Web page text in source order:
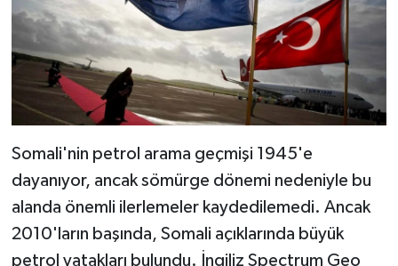
Somali'nin petrol arama geçmişi 1945'e
dayanıyor, ancak sömürge dönemi nedeniyle bu
alanda önemli ilerlemeler kaydedilemedi. Ancak
2010'ların başında, Somali açıklarında büyük
petrol yatakları bulundu. İngiliz Spectrum Geo